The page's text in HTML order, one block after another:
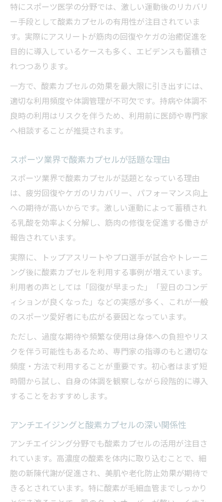
酸素カプセルと安全性に関する実際の研究
結果
酸素カプセルに潜むデメリットやリスクの
真実
酸素カプセル絶賛の裏で誤解されがちな点
を整理
効果が医学的に見て意味はあるのか
酸素カプセルの効果は医学的にどこまで有
効か
酸素カプセル絶賛は医学論文でどのように
酸素カプセルの効果がないという噂を検証
酸素カプセルは医学的根拠に基づいて利用
できるか
酸素カプセルの利用を医師が推奨する場合
酸素カプセルは老化や寿命に影響するのか
酸素カプセルが寿命や老化に与える影響を
解説
酸素カプセルで老化を早めるという説の真
酸素カプセルとアンチエイジングの最新研
究
酸素カプセル絶賛が寿命縮小リスクと関係
するか
特にスポーツ医学の分野では、激しい運動後のリカバリ
ー手段として酸素カプセルの有用性が注目されていま
す。実際にアスリートが筋肉の回復やケガの治癒促進を
目的に導入しているケースも多く、エビデンスも蓄積さ
れつつあります。
一方で、酸素カプセルの効果を最大限に引き出すには、
適切な利用頻度や体調管理が不可欠です。持病や体調不
良時の利用はリスクを伴うため、利用前に医師や専門家
へ相談することが推奨されます。
スポーツ業界で酸素カプセルが話題な理由
スポーツ業界で酸素カプセルが話題となっている理由
は、疲労回復やケガのリカバリー、パフォーマンス向上
への期待が高いからです。激しい運動によって蓄積され
る乳酸を効率よく分解し、筋肉の修復を促進する働きが
報告されています。
実際に、トップアスリートやプロ選手が試合やトレーニ
ング後に酸素カプセルを利用する事例が増えています。
利用者の声としては「回復が早まった」「翌日のコンデ
ィションが良くなった」などの実感が多く、これが一般
のスポーツ愛好者にも広がる要因となっています。
ただし、過度な期待や頻繁な使用は身体への負担やリス
クを伴う可能性もあるため、専門家の指導のもと適切な
頻度・方法で利用することが重要です。初心者はまず短
時間から試し、自身の体調を観察しながら段階的に導入
することをおすすめします。
アンチエイジングと酸素カプセルの深い関係性
アンチエイジング分野でも酸素カプセルの活用が注目さ
れています。高濃度の酸素を体内に取り込むことで、細
胞の新陳代謝が促進され、美肌や老化防止効果が期待で
きるとされています。特に酸素が毛細血管までしっかり